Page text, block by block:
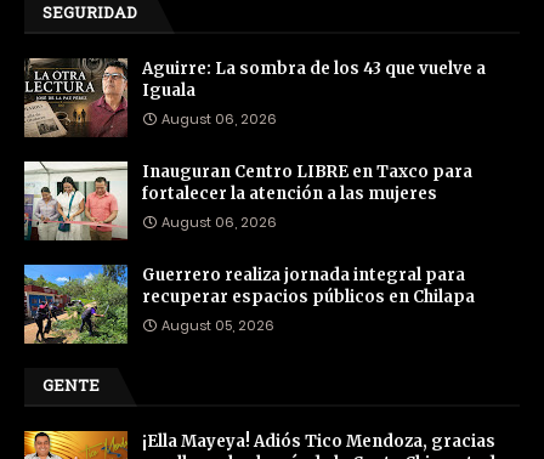
SEGURIDAD
Aguirre: La sombra de los 43 que vuelve a
Iguala
August 06, 2026
Inauguran Centro LIBRE en Taxco para
fortalecer la atención a las mujeres
August 06, 2026
Guerrero realiza jornada integral para
recuperar espacios públicos en Chilapa
August 05, 2026
GENTE
¡Ella Mayeya! Adiós Tico Mendoza, gracias